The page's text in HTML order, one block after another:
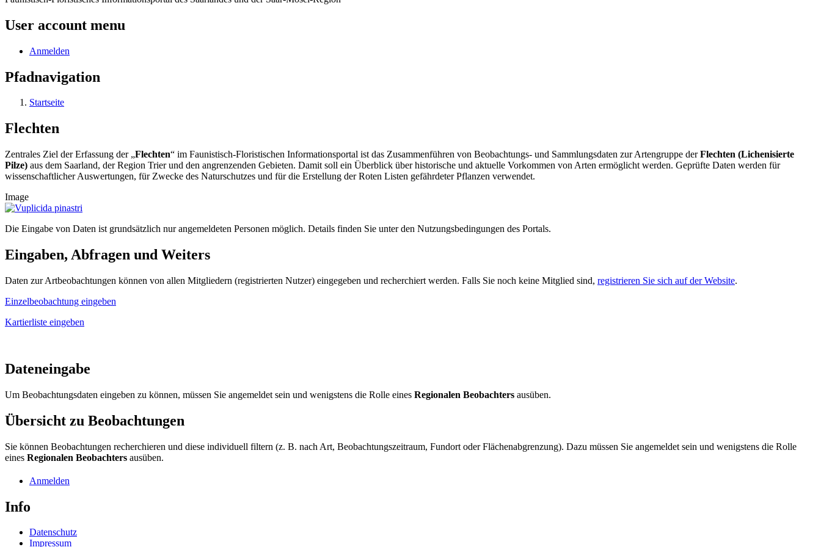
User account menu
Anmelden
Pfadnavigation
Startseite
Flechten
Zentrales Ziel der Erfassung der „Flechten“ im Faunistisch-Floristischen Informationsportal ist das Zusammenführen von Beobachtungs- und Sammlungsdaten zur Artengruppe derFlechten (Lichenisierte
Pilze) aus dem Saarland, der Region Trier und den angrenzenden Gebieten. Damit soll ein Überblick über historische und aktuelle Vorkommen von Arten ermöglicht werden. Geprüfte Daten werden für
wissenschaftlicher Auswertungen, für Zwecke des Naturschutzes und für die Erstellung der Roten Listen gefährdeter Pflanzen verwendet.
Image
Die Eingabe von Daten ist grundsätzlich nur angemeldeten Personen möglich. Details finden Sie unter den Nutzungsbedingungen des Portals.
Eingaben, Abfragen und Weiters
Daten zur Artbeobachtungen können von allen Mitgliedern (registrierten Nutzer) eingegeben und recherchiert werden. Falls Sie noch keine Mitglied sind, registrieren Sie sich auf der Website.
Einzelbeobachtung eingeben
Kartierliste eingeben
Dateneingabe
Um Beobachtungsdaten eingeben zu können, müssen Sie angemeldet sein und wenigstens die Rolle eines Regionalen Beobachters ausüben.
Übersicht zu Beobachtungen
Sie können Beobachtungen recherchieren und diese individuell filtern (z. B. nach Art, Beobachtungszeitraum, Fundort oder Flächenabgrenzung). Dazu müssen Sie angemeldet sein und wenigstens die Rolle
eines Regionalen Beobachters ausüben.
Anmelden
Info
Datenschutz
Impressum